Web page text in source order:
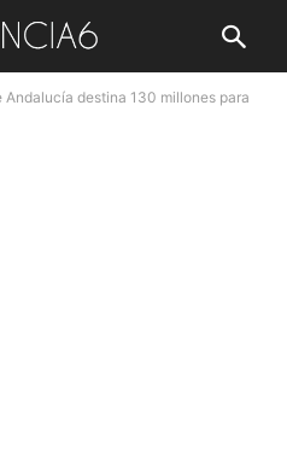
Andalucía destina 130 millones para